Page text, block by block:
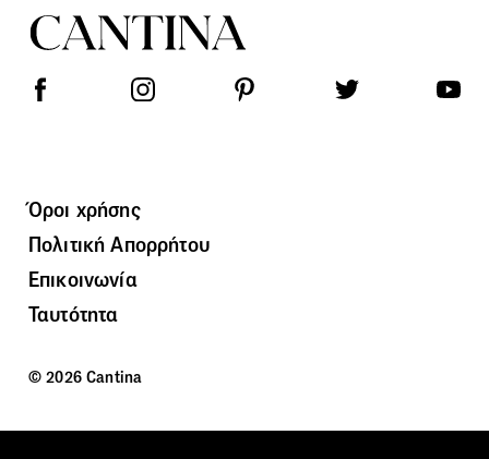
Όροι χρήσης
Πολιτική Απορρήτου
Επικοινωνία
Ταυτότητα
© 2026 Cantina